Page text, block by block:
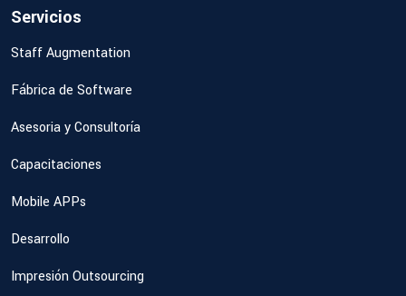
Servicios
Staff Augmentation
Fábrica de Software
Asesoria y Consultoría
Capacitaciones
Mobile APPs
Desarrollo
Impresión Outsourcing